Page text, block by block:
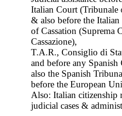
Italian Court (Tribunale
& also before the
of Cassation (Suprema
Cassazione),
T.A.R., Consiglio di
and before any Spanish
also the Spanish
before the European
Also: Italian citizenship
judicial cases &